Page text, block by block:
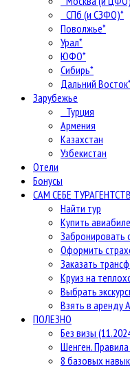
СПб (и СЗФО)*
Поволжье*
Урал*
ЮФО*
Сибирь*
Дальний
Зарубежье
Турция
Армения
Казахстан
Узбекистан
Отели
Бонусы
САМ СЕБЕ
Найти тур
Купить
Забронировать
Оформить
Заказать
Круиз на
Выбрать
Взять в аренду
ПОЛЕЗНО
Без визы
Шенген.
8 базовых